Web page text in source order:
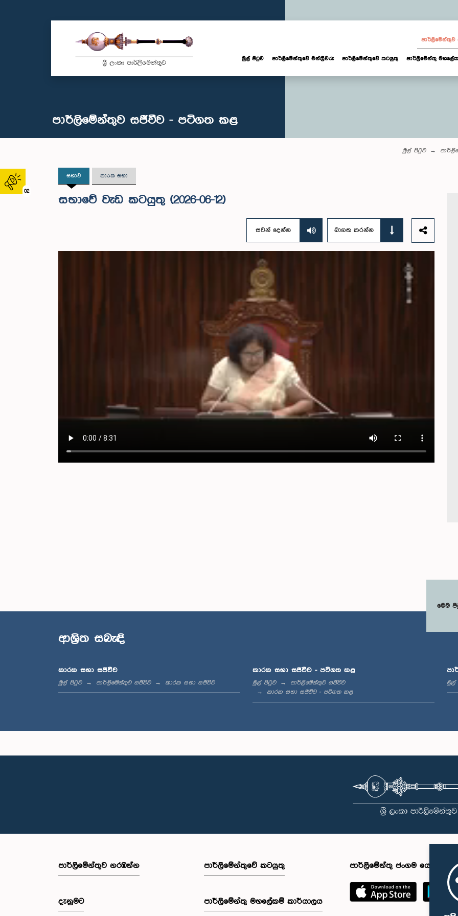
02
පාර්ලි‌මේන්තුව
මුල් පිටුව පාර්ලි‌මේන්තුවේ මන්ත්‍රීවරු පාර්ලිමේන්තුවේ කටයුතු පාර්ලිමේන්තු
පාර්ලිමේන්තුව සජීවීව - පටිගත කළ
මුල් පිටුව
සභාව කාරක සභා
සභාවේ වැඩ කටයුතු (2026-06-12)
සවන් දෙන්න බාගත කරන්න
මෙම
ආශ්‍රිත සබැඳි
කාරක සභා සජීවීව
මුල් පිටුව පාර්ලිමේන්තුව සජීවීව කාරක සභා සජීවීව
කාරක සභා සජීවීව - පටිගත කළ
මුල් පිටුව
පාර්ලිමේන්තුව සජීවීව
කාරක සභා සජීවීව - පටිගත කළ
මුල්
පාර්ලි‌මේන්තුව නරඹන්න
දැනුමට
පාර්ලිමේන්තුවේ කටයුතු
පාර්ලිමේන්තු මහලේකම් කාර්යාලය
පාර්ලිමේන්තු ජංගම යෙදුම